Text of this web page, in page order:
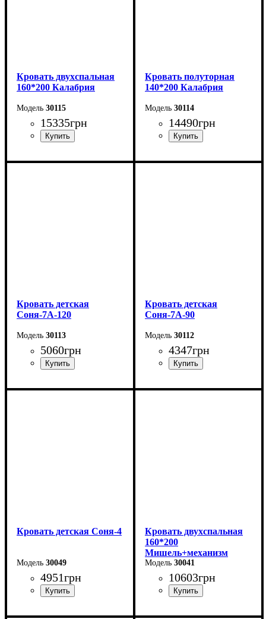
Кровать двухспальная
160*200 Калабрия
30115
15335грн
Ширина: 176 см
Кровать полуторная
140*200 Калабрия
30114
14490грн
Ширина: 156 см
Кровать детская
Соня-7А-120
30113
5060грн
Длина - 204,8 см
Кровать детская
Соня-7А-90
30112
4347грн
Длина - 204,8 см
Кровать детская Соня-4
30049
4951грн
Кровать двухспальная
160*200
Мишель+механизм
(темно-серая)
30041
10603грн